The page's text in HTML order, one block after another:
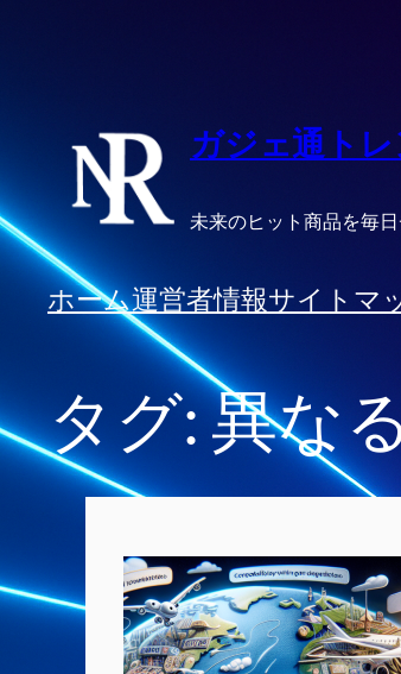
ッ
プ
ガジェ通トレ
未来のヒット商品を毎
ホーム運営者情報サイトマ
タグ:異な